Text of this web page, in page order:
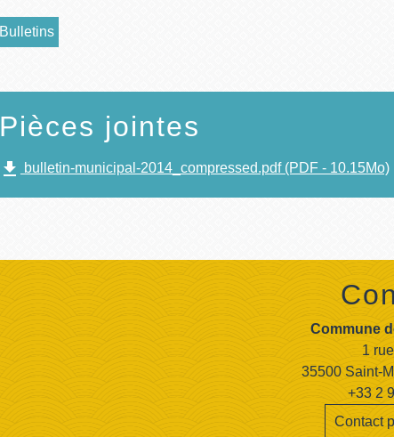
Bulletins
Pièces jointes
file_download bulletin-municipal-2014_compressed.pdf (PDF - 10.15Mo)
Commune
1
35500 Saint-
+33 2
Contact